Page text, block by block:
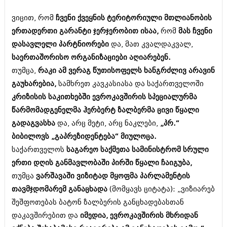
ავტორჩევები
ბელადები
ბიზნესსიახლეები
გვარები
თემიდას სასწორი
იუმორი
კალეიდოსკოპი
ჰოროსკოპი და შეუცნობელი
კრიმინალი
სახალისო ამბები
გვარები
თემიდას სასწორი
იუმორი
კალეიდოსკოპი
ჰოროსკოპი და შეუცნობელი
კრიმინალი
რომანი და დეტექტივი
სახალისო ამბები
შოუბიზნესი
დაიჯესტი
ქალი და მამაკაცი
ვიცით, რომ ჩვენი ქვეყნის ტერიტორიული მთლიანობის
ერთადერთი გარანტი ჯერჯერობით ისაა,რომ მას ჩვენი
დასავლელი პარტნიორებიდა, მათ კვალდაკვალ,
საერთაშორისო ორგანიზაციები აღიარებენ.
თუმცა, რაკი ამ ვერაგ წუთისოფელს ხანგრძლივ არავინ
გაუხარებია,სამხრეთ კავკასიასა და საქართველოში
კრიზისის საკითხებში ევროკავშირის სპეციალურმა
წარმომადგენელმა ჰერბერტ ზალბერმა ცივი წყალი
გადაგვასხადა, არც მეტი, არც ნაკლები, „პრ.“
ბიბილოვს „გაპრეზიდენტება“ მიულოცა.
საქართველოს საგარეო საქმეთა სამინისტრომ სრული
ერთი დღის განმავლობაში პირში წყალი ჩაიგუბა,
თუმცა ვარშავაში ვიზიტად მყოფმა პარლამენტის
თავმჯდომარემ განაცხადა (მომყავს ციტატა): „ვიზიარებ
შეშფოთებას ბატონ ზალბერის განცხადებასთან
დაკავშირებით და იმედია, ევროკავშირის მხრიდან